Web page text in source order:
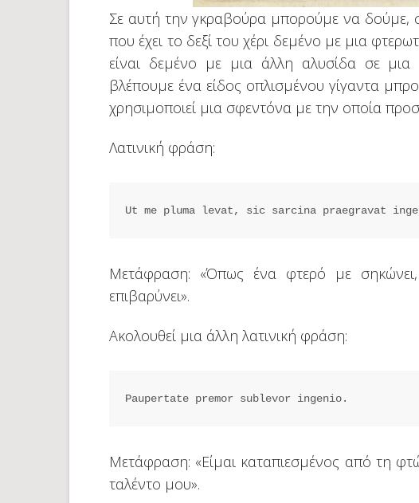
Σε αυτή την γκραβούρα μπορούμε να δούμε,
που έχει το δεξί του χέρι δεμένο με μια
είναι δεμένο με μια άλλη αλυσίδα σε
βλέπουμε ένα είδος οπλισμένου γίγαντα
χρησιμοποιεί μια σφεντόνα με την οποία
Λατινική φράση:
Ut me pluma levat, sic sarcina praegravat
Μετάφραση: «Όπως ένα φτερό με
επιβαρύνει».
Ακολουθεί μια άλλη λατινική φράση:
Paupertate premor sublevor ingenio.
Μετάφραση: «Είμαι καταπιεσμένος από τη
ταλέντο μου».